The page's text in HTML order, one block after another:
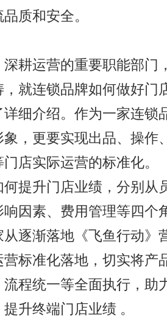
质和安全。
耕运营的重要职能部门
就连锁品牌如何做好门
细介绍。作为一家连锁
，更要实现出品、操作
店实际运营的标准化。
何提升门店业绩，分别从
因素、费用管理等四个
逐渐落地《飞鱼行动》
标准化落地，切实将产
程统一等全面执行，助
升终端门店业绩 。